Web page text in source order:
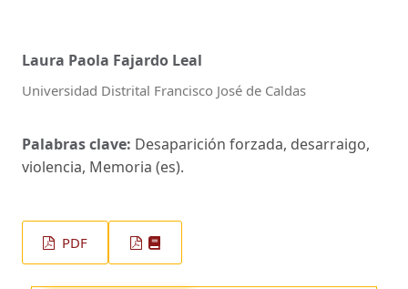
Laura Paola Fajardo Leal
Universidad Distrital Francisco José de Caldas
Palabras clave: Desaparición forzada, desarraigo,
violencia, Memoria (es).
PDF